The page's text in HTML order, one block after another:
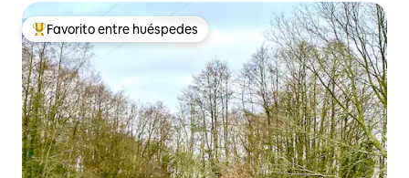
De los mejores en Favorito entre huéspedes
Favorito entre huéspedes